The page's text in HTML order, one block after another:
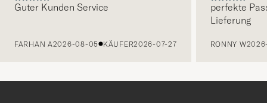
Guter Kunden Service
FARHAN A2026-08-05 KÄUFER2026-07-27
perfekte
Lieferung
RONNY W